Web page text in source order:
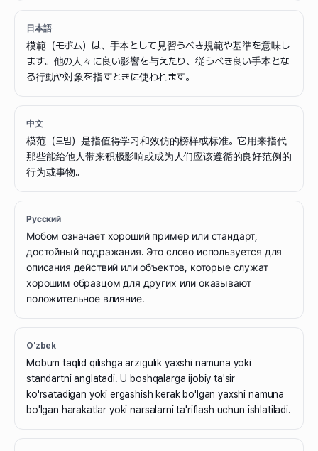
日本語
模範（モボム）は、手本として見習うべき規範や基準を意味し
ます。他の人々に良い影響を与えたり、従うべき良い手本とな
る行動や対象を指すときに使われます。
中文
模范（모범）是指值得学习和效仿的榜样或标准。它用来指代
那些能给他人带来积极影响或成为人们应该遵循的良好范例的
行为或事物。
Русский
Мобом означает хороший пример или стандарт,
достойный подражания. Это слово используется для
описания действий или объектов, которые служат
хорошим образцом для других или оказывают
положительное влияние.
O'zbek
Mobum taqlid qilishga arzigulik yaxshi namuna yoki
standartni anglatadi. U boshqalarga ijobiy ta'sir
ko'rsatadigan yoki ergashish kerak bo'lgan yaxshi namuna
bo'lgan harakatlar yoki narsalarni ta'riflash uchun ishlatiladi.